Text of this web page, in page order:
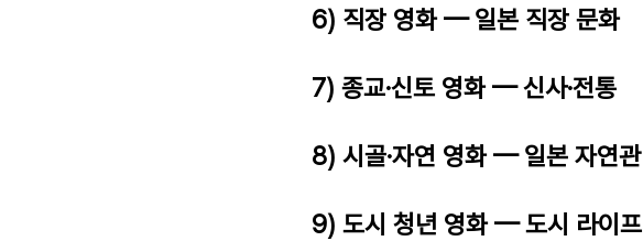
6) 직장 영화 — 일본 직장 문화
7) 종교·신토 영화 — 신사·전통
8) 시골·자연 영화 — 일본 자연관
9) 도시 청년 영화 — 도시 라이프